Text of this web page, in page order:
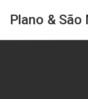
Plano &